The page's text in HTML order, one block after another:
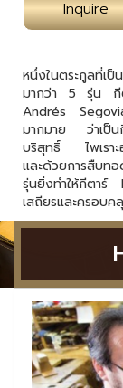
Inquire
หนึ่งในตระกูลที่เ
มากว่า 5 รุ่น กี
Andrés
มากมาย ว่าเป็น
บริสุทธิ์ ไพเราะอ
และด้วยการสืบทอ
รุ่นยิ่งทำให้กีตา
เสถียรและครอบ